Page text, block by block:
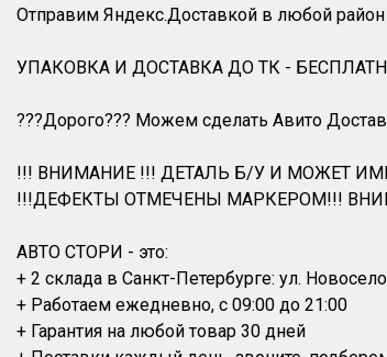
Отправим Яндекс.Доставкой в любой
УПАКОВКА И ДОСТАВКА ДО ТК -
???Дорого??? Можем сделать Авито
!!! ВНИМАНИЕ !!! ДЕТАЛЬ Б/У И МОЖЕТ
!!!ДЕФЕКТЫ ОТМЕЧЕНЫ МАРКЕРОМ!!!
АВТО СТОРИ - это:
+ 2 склада в Санкт-Петербурге: ул.
+ Работаем ежедневно, с 09:00 до 21:00
+ Гарантия на любой товар 30 дней